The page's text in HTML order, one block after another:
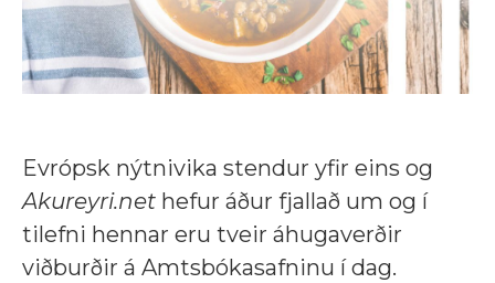
Evrópsk nýtnivika stendur yfir eins og
Akureyri.net hefur áður fjallað um og í
tilefni hennar eru tveir áhugaverðir
viðburðir á Amtsbókasafninu í dag.